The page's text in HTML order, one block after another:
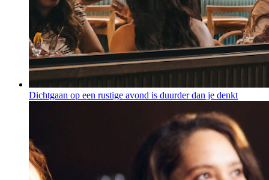
Dichtgaan op een rustige avond is duurder dan je denkt